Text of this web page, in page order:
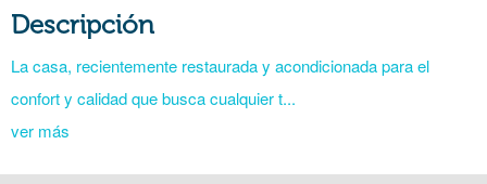
Descripción
La casa, recientemente restaurada y acondicionada para el
confort y calidad que busca cualquier t...
ver más